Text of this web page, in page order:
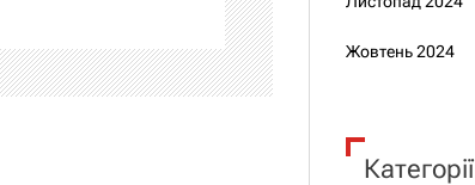
Жовтень 2024
Категорії